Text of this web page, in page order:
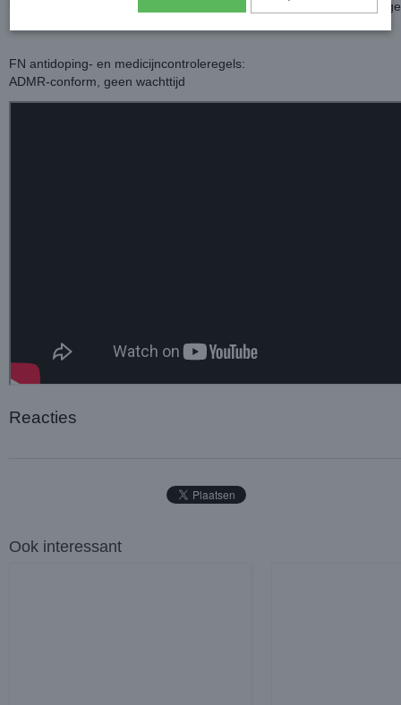
beschermende barrière. Hoeven worden gevoed en de huid wordt
FN antidoping- en medicijncontroleregels:
ADMR-conform, geen wachttijd
Reacties
Ook interessant